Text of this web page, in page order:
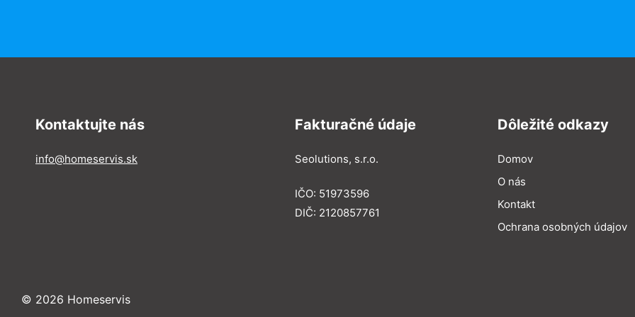
Kontaktujte nás
info@homeservis.sk
Fakturačné údaje
Seolutions, s.r.o.
IČO: 51973596
DIČ: 2120857761
Dôležité odkazy
Domov
O nás
Kontakt
Ochrana osobných údajov
© 2026 Homeservis